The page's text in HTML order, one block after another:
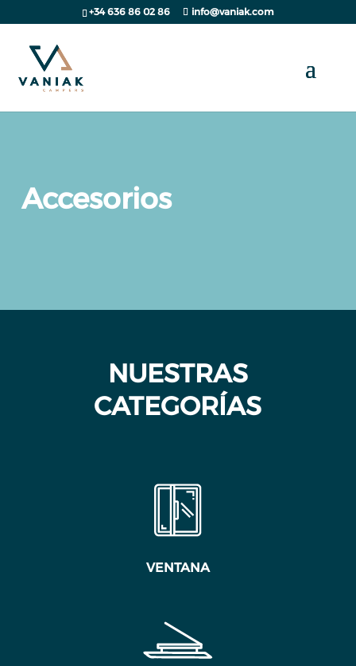
+34 636 86 02 86 info@vaniak.com
Accesorios
NUESTRAS
CATEGORÍAS
VENTANA